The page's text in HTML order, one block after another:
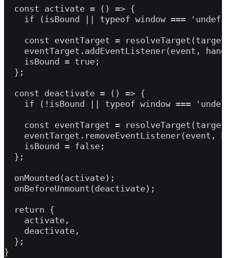
  const activate = () => {
if (isBound || typeof window ===
const eventTarget =
eventTarget.addEventListener(event,
    isBound = true;
  };
  const deactivate = () => {
if (!isBound || typeof window ===
const eventTarget =
eventTarget.removeEventListener(event,
    isBound = false;
  };
  onMounted(activate);
  onBeforeUnmount(deactivate);
  return {
    activate,
    deactivate,
  };
}